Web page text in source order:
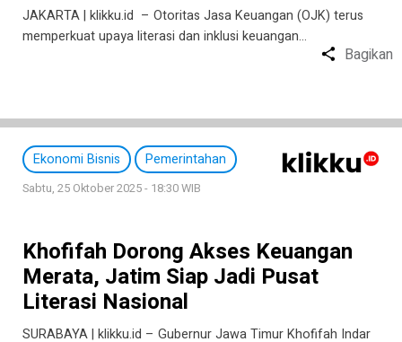
JAKARTA | klikku.id – Otoritas Jasa Keuangan (OJK) terus
memperkuat upaya literasi dan inklusi keuangan…
Bagikan
Ekonomi Bisnis Pemerintahan
Sabtu, 25 Oktober 2025 - 18:30 WIB
Khofifah Dorong Akses Keuangan
Merata, Jatim Siap Jadi Pusat
Literasi Nasional
SURABAYA | klikku.id – Gubernur Jawa Timur Khofifah Indar